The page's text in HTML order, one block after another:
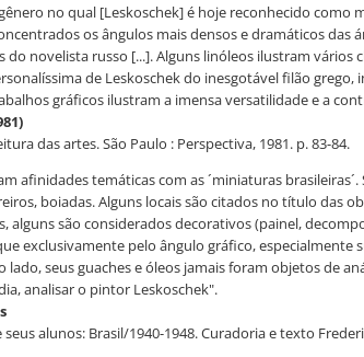
no qual [Leskoschek] é hoje reconhecido
os ângulos mais densos e dramáticos das
do novelista russo [...]. Alguns linóleos ilustram
de Leskoschek do inesgotável filão
gráficos ilustram a imensa versatilidade e a
das artes. São Paulo : Perspectiva, 1981. p. 83-84.
afinidades temáticas com as ´miniaturas
boiadas. Alguns locais são citados no título das
alguns são considerados decorativos (painel,
exclusivamente pelo ângulo gráfico,
lado, seus guaches e óleos jamais foram objetos de
analisar o pintor Leskoschek".
seus alunos: Brasil/1940-1948. Curadoria e texto